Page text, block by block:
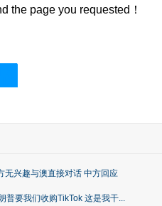
the page you requested！
无兴趣与澳直接对话 中方回应
普要我们收购TikTok 这是我干...